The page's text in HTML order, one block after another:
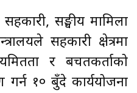
सङ्घीय मामिला
सहकारी क्षेत्रमा
र बचतकर्ताको
गर्न १० बुँदे कार्ययोजना